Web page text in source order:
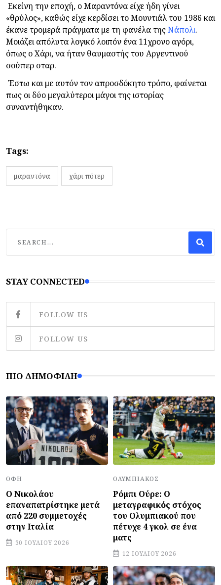
Εκείνη την εποχή, ο Μαραντόνα είχε ήδη γίνει
«θρύλος», καθώς είχε κερδίσει το Μουντιάλ του 1986 και
έκανε τρομερά πράγματα με τη φανέλα τηςΝάπολι.
Μοιάζει απόλυτα λογικό λοιπόν ένα 11χρονο αγόρι,
όπως ο Χάρι, να ήταν θαυμαστής του Αργεντινού
σούπερ σταρ.
Έστω και με αυτόν τον απροσδόκητο τρόπο, φαίνεται
πως οι δύο μεγαλύτεροι μάγοι της ιστορίας
συναντήθηκαν.
Tags:
μαραντόνα χάρι πότερ
STAY CONNECTED
FOLLOW US
FOLLOW US
ΠΙΟ ΔΗΜΟΦΙΛΉ
ΟΦΗ
Ο Νικολάου
επαναπατρίστηκε μετά
από 220 συμμετοχές
στην Ιταλία
30 ΙΟΥΛΊΟΥ 2026
ΟΛΥΜΠΙΑΚΌΣ
Ρόμπι Ούρε: Ο
μεταγραφικός στόχος
του Ολυμπιακού που
πέτυχε 4 γκολ σε ένα
ματς
12 ΙΟΥΛΊΟΥ 2026